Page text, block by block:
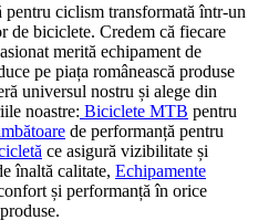
pentru ciclism transformată într-un
de biciclete. Credem că fiecare
merită echipament de
pe piața românească produse
universul nostru și alege din
noastre: Biciclete MTB pentru
de performanță pentru
ce asigură vizibilitate și
înaltă calitate, Echipamente
și performanță în orice